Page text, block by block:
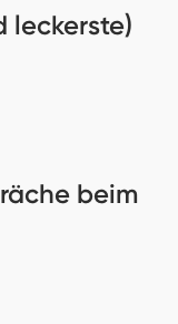
leckerste)
beim